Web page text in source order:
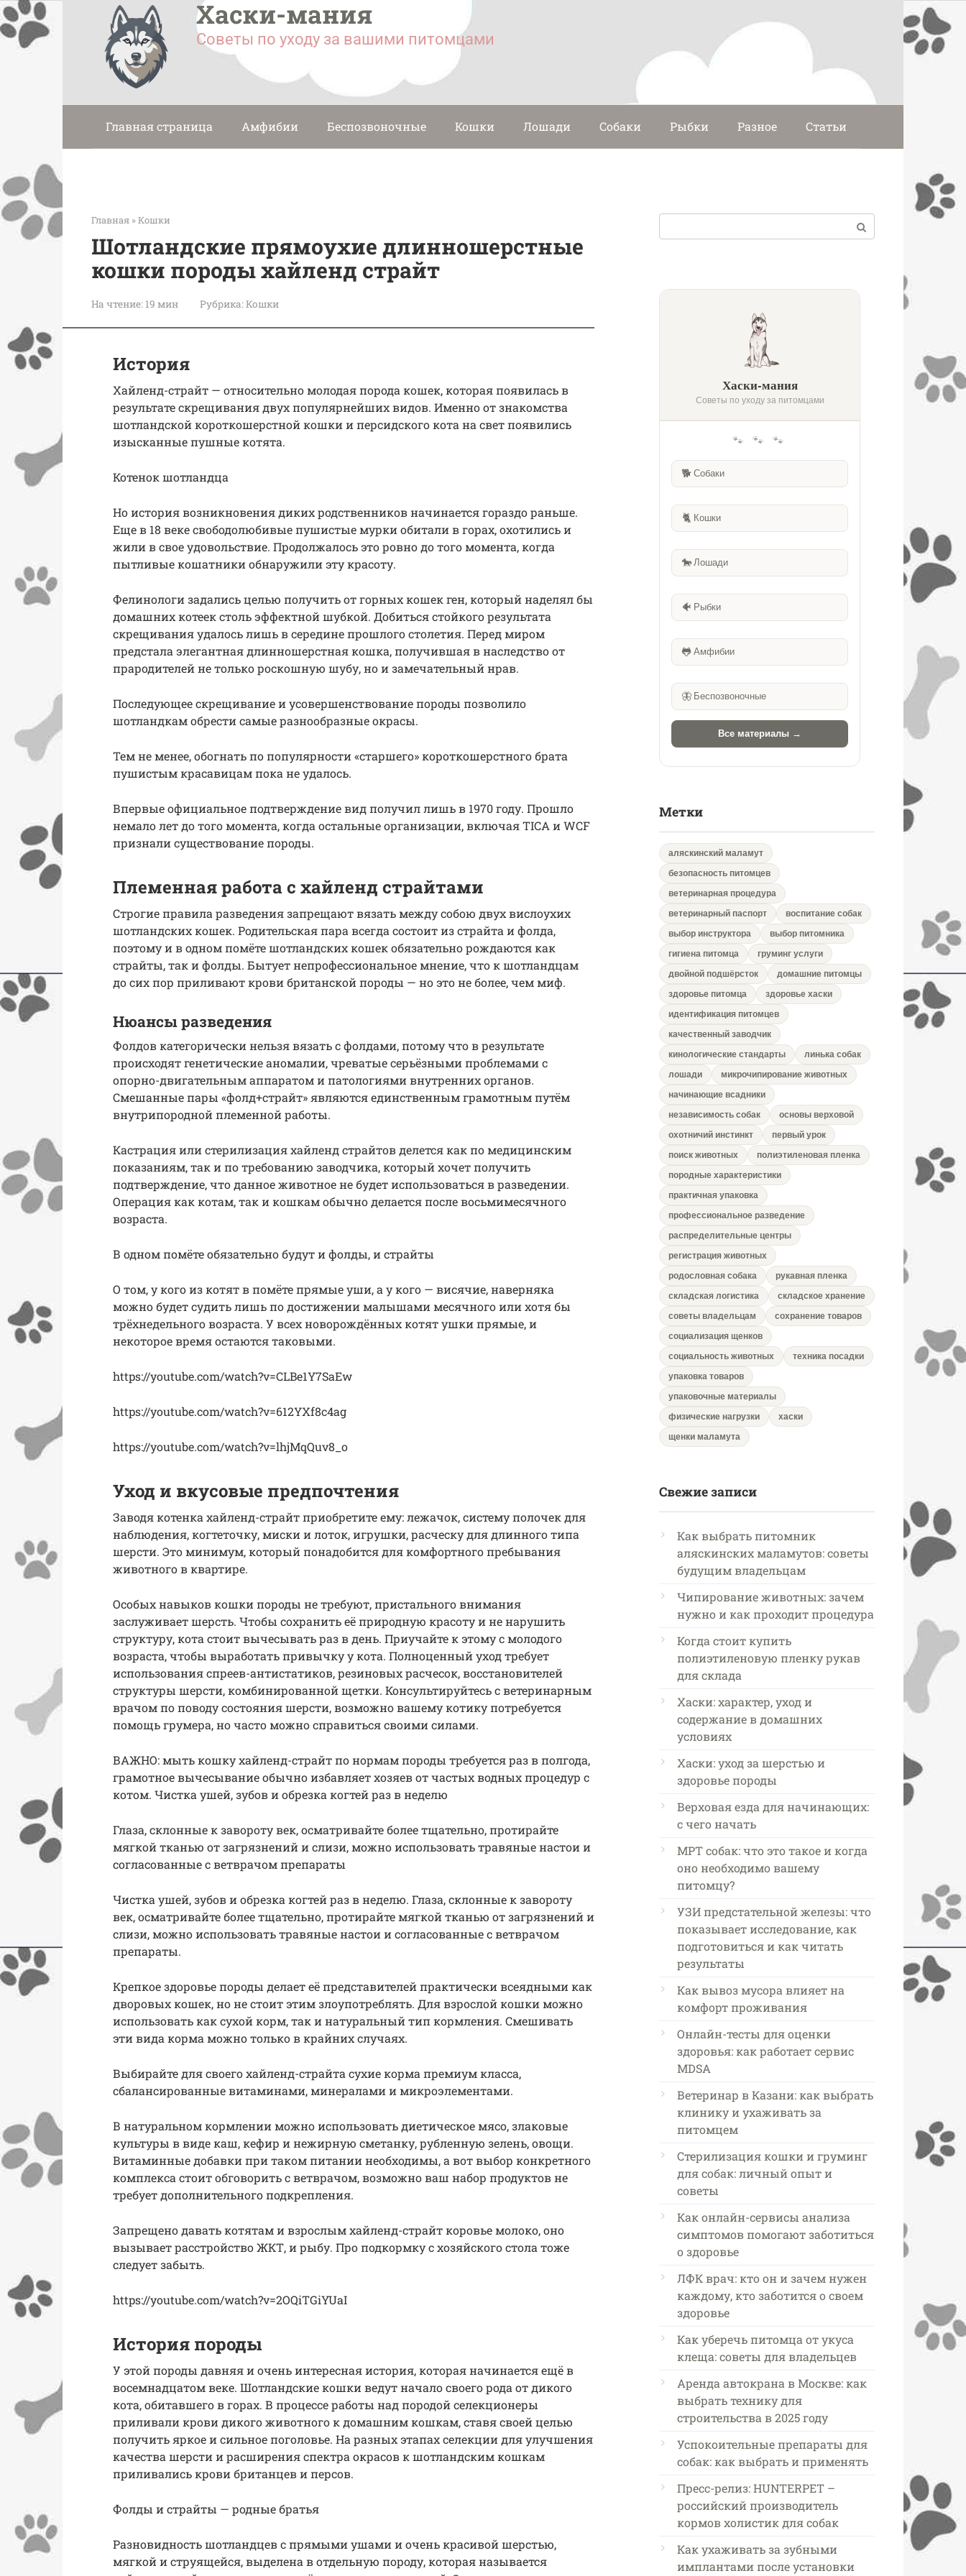
Перейти
к
контенту
Хаски-мания
Советы по уходу за вашими питомцами
Главная страница Амфибии Беспозвоночные Кошки Лошади Собаки Рыбки Разное Статьи
Главная »Кошки
Шотландские прямоухие длинношерстные
кошки породы хайленд страйт
На чтение: 19 мин Рубрика:Кошки
История
Хайленд-страйт — относительно молодая порода кошек, которая появилась в
результате скрещивания двух популярнейших видов. Именно от знакомства
шотландской короткошерстной кошки и персидского кота на свет появились
изысканные пушные котята.
Котенок шотландца
Но история возникновения диких родственников начинается гораздо раньше.
Еще в 18 веке свободолюбивые пушистые мурки обитали в горах, охотились и
жили в свое удовольствие. Продолжалось это ровно до того момента, когда
пытливые кошатники обнаружили эту красоту.
Фелинологи задались целью получить от горных кошек ген, который наделял бы
домашних котеек столь эффектной шубкой. Добиться стойкого результата
скрещивания удалось лишь в середине прошлого столетия. Перед миром
предстала элегантная длинношерстная кошка, получившая в наследство от
прародителей не только роскошную шубу, но и замечательный нрав.
Последующее скрещивание и усовершенствование породы позволило
шотландкам обрести самые разнообразные окрасы.
Тем не менее, обогнать по популярности «старшего» короткошерстного брата
пушистым красавицам пока не удалось.
Впервые официальное подтверждение вид получил лишь в 1970 году. Прошло
немало лет до того момента, когда остальные организации, включая TICA и WCF
признали существование породы.
Племенная работа с хайленд страйтами
Строгие правила разведения запрещают вязать между собою двух вислоухих
шотландских кошек. Родительская пара всегда состоит из страйта и фолда,
поэтому и в одном помёте шотландских кошек обязательно рождаются как
страйты, так и фолды. Бытует непрофессиональное мнение, что к шотландцам
до сих пор приливают крови британской породы — но это не более, чем миф.
Нюансы разведения
Фолдов категорически нельзя вязать с фолдами, потому что в результате
происходят генетические аномалии, чреватые серьёзными проблемами с
опорно-двигательным аппаратом и патологиями внутренних органов.
Смешанные пары «фолд+страйт» являются единственным грамотным путём
внутрипородной племенной работы.
Кастрация или стерилизация хайленд страйтов делется как по медицинским
показаниям, так и по требованию заводчика, который хочет получить
подтверждение, что данное животное не будет использоваться в разведении.
Операция как котам, так и кошкам обычно делается после восьмимесячного
возраста.
В одном помёте обязательно будут и фолды, и страйты
О том, у кого из котят в помёте прямые уши, а у кого — висячие, наверняка
можно будет судить лишь по достижении малышами месячного или хотя бы
трёхнедельного возраста. У всех новорождённых котят ушки прямые, и
некоторое время остаются таковыми.
https://youtube.com/watch?v=CLBe1Y7SaEw
https://youtube.com/watch?v=612YXf8c4ag
https://youtube.com/watch?v=lhjMqQuv8_o
Уход и вкусовые предпочтения
Заводя котенка хайленд-страйт приобретите ему: лежачок, систему полочек для
наблюдения, когтеточку, миски и лоток, игрушки, расческу для длинного типа
шерсти. Это минимум, который понадобится для комфортного пребывания
животного в квартире.
Особых навыков кошки породы не требуют, пристального внимания
заслуживает шерсть. Чтобы сохранить её природную красоту и не нарушить
структуру, кота стоит вычесывать раз в день. Приучайте к этому с молодого
возраста, чтобы выработать привычку у кота. Полноценный уход требует
использования спреев-антистатиков, резиновых расчесок, восстановителей
структуры шерсти, комбинированной щетки. Консультируйтесь с ветеринарным
врачом по поводу состояния шерсти, возможно вашему котику потребуется
помощь грумера, но часто можно справиться своими силами.
ВАЖНО: мыть кошку хайленд-страйт по нормам породы требуется раз в полгода,
грамотное вычесывание обычно избавляет хозяев от частых водных процедур с
котом. Чистка ушей, зубов и обрезка когтей раз в неделю
Глаза, склонные к завороту век, осматривайте более тщательно, протирайте
мягкой тканью от загрязнений и слизи, можно использовать травяные настои и
согласованные с ветврачом препараты
Чистка ушей, зубов и обрезка когтей раз в неделю. Глаза, склонные к завороту
век, осматривайте более тщательно, протирайте мягкой тканью от загрязнений и
слизи, можно использовать травяные настои и согласованные с ветврачом
препараты.
Крепкое здоровье породы делает её представителей практически всеядными как
дворовых кошек, но не стоит этим злоупотреблять. Для взрослой кошки можно
использовать как сухой корм, так и натуральный тип кормления. Смешивать
эти вида корма можно только в крайних случаях.
Выбирайте для своего хайленд-страйта сухие корма премиум класса,
сбалансированные витаминами, минералами и микроэлементами.
В натуральном кормлении можно использовать диетическое мясо, злаковые
культуры в виде каш, кефир и нежирную сметанку, рубленную зелень, овощи.
Витаминные добавки при таком питании необходимы, а вот выбор конкретного
комплекса стоит обговорить с ветврачом, возможно ваш набор продуктов не
требует дополнительного подкрепления.
Запрещено давать котятам и взрослым хайленд-страйт коровье молоко, оно
вызывает расстройство ЖКТ, и рыбу. Про подкормку с хозяйского стола тоже
следует забыть.
https://youtube.com/watch?v=2OQiTGiYUaI
История породы
У этой породы давняя и очень интересная история, которая начинается ещё в
восемнадцатом веке. Шотландские кошки ведут начало своего рода от дикого
кота, обитавшего в горах. В процессе работы над породой селекционеры
приливали крови дикого животного к домашним кошкам, ставя своей целью
получить яркое и сильное поголовье. На разных этапах селекции для улучшения
качества шерсти и расширения спектра окрасов к шотландским кошкам
приливались крови британцев и персов.
Фолды и страйты — родные братья
Разновидность шотландцев с прямыми ушами и очень красивой шерстью,
мягкой и струящейся, выделена в отдельную породу, которая называется
Хаски-мания
Советы по уходу за питомцами
🐾 🐾 🐾
🐕 Собаки
🐈 Кошки
🐎 Лошади
🐠 Рыбки
🐸 Амфибии
🦋 Беспозвоночные
Все материалы →
Метки
аляскинский маламут
безопасность питомцев
ветеринарная процедура
ветеринарный паспорт
воспитание собак
выбор инструктора
выбор питомника
гигиена питомца
груминг услуги
двойной подшёрсток
домашние питомцы
здоровье питомца
здоровье хаски
идентификация питомцев
качественный заводчик
кинологические стандарты
линька собак
лошади
микрочипирование животных
начинающие всадники
независимость собак
основы верховой
охотничий инстинкт
первый урок
поиск животных
полиэтиленовая пленка
породные характеристики
практичная упаковка
профессиональное разведение
распределительные центры
регистрация животных
родословная собака
рукавная пленка
складская логистика
складское хранение
советы владельцам
сохранение товаров
социализация щенков
социальность животных
техника посадки
упаковка товаров
упаковочные материалы
физические нагрузки
хаски
щенки маламута
Свежие записи
Как выбрать питомник
аляскинских маламутов: советы
будущим владельцам
Чипирование животных: зачем
нужно и как проходит процедура
Когда стоит купить
полиэтиленовую пленку рукав
для склада
Хаски: характер, уход и
содержание в домашних
условиях
Хаски: уход за шерстью и
здоровье породы
Верховая езда для начинающих:
с чего начать
МРТ собак: что это такое и когда
оно необходимо вашему
питомцу?
УЗИ предстательной железы: что
показывает исследование, как
подготовиться и как читать
результаты
Как вывоз мусора влияет на
комфорт проживания
Онлайн-тесты для оценки
здоровья: как работает сервис
MDSA
Ветеринар в Казани: как выбрать
клинику и ухаживать за
питомцем
Стерилизация кошки и груминг
для собак: личный опыт и
советы
Как онлайн-сервисы анализа
симптомов помогают заботиться
о здоровье
ЛФК врач: кто он и зачем нужен
каждому, кто заботится о своем
здоровье
Как уберечь питомца от укуса
клеща: советы для владельцев
Аренда автокрана в Москве: как
выбрать технику для
строительства в 2025 году
Успокоительные препараты для
собак: как выбрать и применять
Пресс-релиз: HUNTERPET –
российский производитель
кормов холистик для собак
Как ухаживать за зубными
имплантами после установки